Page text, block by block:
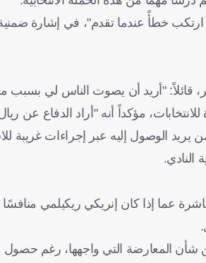
قائلاً: "أريد أن يصوت الناس لي بسبب
مؤكداً أنه "أراد الدفاع عن
الوصول إليه عبر إجراءات غريبة
النادي.
عما إذا كان إنريكي ريكيلمي منافسًا